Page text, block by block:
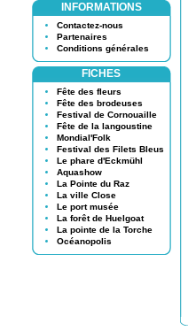
INFORMATIONS
Contactez-nous
Partenaires
Conditions générales
FICHES
Fête des fleurs
Fête des brodeuses
Festival de Cornouaille
Fête de la langoustine
Mondial'Folk
Festival des Filets Bleus
Le phare d'Eckmühl
Aquashow
La Pointe du Raz
La ville Close
Le port musée
La forêt de Huelgoat
La pointe de la Torche
Océanopolis